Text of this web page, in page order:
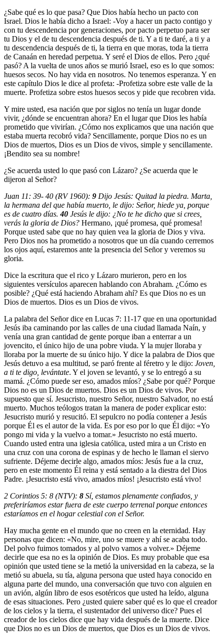
¿Sabe qué es lo que pasa? Que Dios había hecho un pacto con
Israel. Dios le había dicho a Israel: -Voy a hacer un pacto contigo y
con tu descendencia por generaciones, por pacto perpetuo para ser
tu Dios y el de tu descendencia después de ti. Y a ti te daré, a ti y a
tu descendencia después de ti, la tierra en que moras, toda la tierra
de Canaán en heredad perpetua. Y seré el Dios de ellos. Pero ¿qué
pasó? A la vuelta de unos años se murió Israel, eso es lo que somos:
huesos secos. No hay vida en nosotros. No tenemos esperanza. Y en
este capítulo Dios le dice al profeta: -Profetiza sobre este valle de la
muerte. Profetiza sobre estos huesos secos y pide que recobren vida.
Y mire usted, esa nación que por siglos no tenía un lugar donde
vivir, ¿dónde se encuentran ahora? En el lugar que Dios les había
prometido que vivirían. ¿Cómo nos explicamos que una nación que
estaba muerta recobró vida? Sencillamente, porque Dios no es un
Dios de muertos, Dios es un Dios de vivos, simple y sencillamente.
¡Bendito sea su nombre!
¿Se acuerda usted lo que pasó con Lázaro? ¿Se acuerda que le
dijeron al Señor?
Juan 11: 39- 40 (RV 1960): 9 Dijo Jesús: Quitad la piedra. Marta,
la hermana del que había muerto, le dijo: Señor, hiede ya, porque
es de cuatro días.40 Jesús le dijo: ¿No te he dicho que si crees,
verás la gloria de Dios? Hermano, ¡qué promesa, qué promesa!
Porque usted sabe que no hay quien vea la gloria de Dios y viva.
Pero Dios nos ha prometido a nosotros que un día cuando cerremos
los ojos aquí, estaremos ante la presencia del Señor y veremos su
gloria.
Dice la escritura que el rico y Lázaro murieron, pero en los
siguientes versículos aparecen hablando con Abraham. ¿Cómo es
posible? ¿Qué está haciendo Abraham ahí? Es que Dios no es un
Dios de muertos. Dios es un Dios de vivos.
La palabra del Señor dice en Lucas 7: 11-17 que en una oportunidad
Jesús iba caminando por las calles de una ciudad llamada Naín, y
venía una gran cantidad de gente porque iban a enterrar a un
jovencito, el único hijo de una pobre viuda. Y la mujer lloraba y
lloraba por la muerte de su único hijo. Y dice la palabra de Dios que
Jesús detuvo a esa multitud, se paró frente al féretro y le dijo: Joven,
a ti te digo, levántate. Y el joven se levantó, y se lo entregó a su
mamá. ¿Cómo puede ser eso, amados míos? ¿Sabe por qué? Porque
Dios no es un Dios de muertos. Dios es un Dios de vivos. Por
supuesto que sí. Jesucristo, nuestro Señor, nuestro Salvador, no está
muerto. Muchos teólogos tratan la manera de poder explicar esto:
Jesucristo murió y resucitó. El sepulcro no podía contener a Jesús
porque Él es el autor de la vida. Es por eso por lo que Él dijo: «Yo
pongo mi vida y la vuelvo a tomar.» Jesucristo no está muerto.
Cuando usted entra una iglesia católica, usted mira a un Cristo en
una cruz con una corona de espinas y de hecho le llaman el siervo
sufriente. Déjeme decirle algo, amados míos: Jesús fue a la cruz,
pero en este momento Él reina y está sentado a la diestra del Dios
Padre. ¡Jesucristo está vivo, amados míos! ¡Jesucristo está vivo!
2 Corintios 5: 8 (NTV): 8 Sí, estamos plenamente confiados, y
preferiríamos estar fuera de este cuerpo terrenal porque entonces
estaríamos en el hogar celestial con el Señor.
Hay mucha gente en el mundo que no creen en la eternidad. Hay
personas que dicen: «No, mire, uno se muere y ahí se acaba todo.
Del polvo fuimos tomados y al polvo vamos a volver.» Déjeme
decirle que esa no es la opinión de Dios. Es muy probable que esa
opinión que usted tiene se la metió la universidad en la cabeza, se la
metió su abuela, su tía, alguna persona que usted haya conocido en
alguna parte del mundo, una conversación que tuvo con alguien en
un avión, algún libro de esos esotéricos que usted ha leído, alguna
de esas situaciones. Pero ¿usted quiere saber qué es lo que el creador
de los cielos y la tierra, el sustentador del universo dice? Pues el
creador de los cielos dice que hay vida después de la muerte. Dice
que Dios no es un Dios de muertos, que Dios es un Dios de vivos.